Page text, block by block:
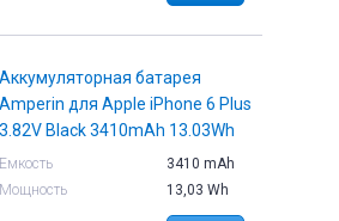
Аккумуляторная батарея
Amperin для Apple iPhone 6 Plus
3.82V Black 3410mAh 13.03Wh
Емкость
3410 mAh
Мощность
13,03 Wh